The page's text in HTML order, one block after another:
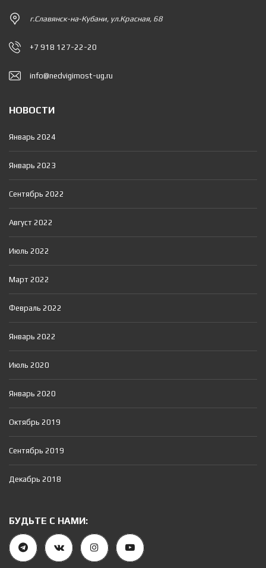
г.Славянск-на-Кубани, ул.Красная, 68
+7 918 127-22-20
info@nedvigimost-ug.ru
НОВОСТИ
Январь 2024
Январь 2023
Сентябрь 2022
Август 2022
Июль 2022
Март 2022
Февраль 2022
Январь 2022
Июль 2020
Январь 2020
Октябрь 2019
Сентябрь 2019
Декабрь 2018
БУДЬТЕ С НАМИ: